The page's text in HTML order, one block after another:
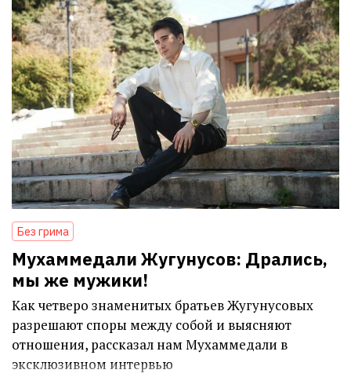
Без грима
Мухаммедали Жугунусов: Дрались,
мы же мужики!
Как четверо знаменитых братьев Жугунусовых
разрешают споры между собой и выясняют
отношения, рассказал нам Мухаммедали в
эксклюзивном интервью